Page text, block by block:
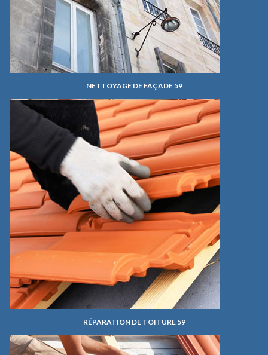
NETTOYAGE DE FAÇADE 59
RÉPARATION DE TOITURE 59